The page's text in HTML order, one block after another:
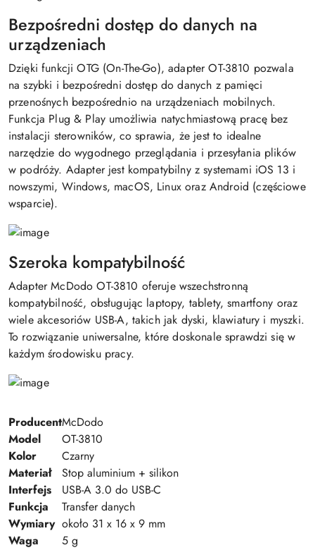
Bezpośredni dostęp do danych na
urządzeniach
Dzięki funkcji OTG (On-The-Go), adapter OT-3810 pozwala
na szybki i bezpośredni dostęp do danych z pamięci
przenośnych bezpośrednio na urządzeniach mobilnych.
Funkcja Plug & Play umożliwia natychmiastową pracę bez
instalacji sterowników, co sprawia, że jest to idealne
narzędzie do wygodnego przeglądania i przesyłania plików
w podróży. Adapter jest kompatybilny z systemami iOS 13 i
nowszymi, Windows, macOS, Linux oraz Android (częściowe
wsparcie).
Szeroka kompatybilność
Adapter McDodo OT-3810 oferuje wszechstronną
kompatybilność, obsługując laptopy, tablety, smartfony oraz
wiele akcesoriów USB-A, takich jak dyski, klawiatury i myszki.
To rozwiązanie uniwersalne, które doskonale sprawdzi się w
każdym środowisku pracy.
ProducentMcDodo
Model
OT-3810
Kolor
Czarny
Materiał
Stop aluminium + silikon
Interfejs
USB-A 3.0 do USB-C
Funkcja
Transfer danych
Wymiary około 31 x 16 x 9 mm
Waga
5 g